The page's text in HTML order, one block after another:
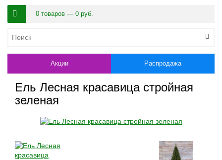
0 товаров — 0 руб.
Акции Распродажа
Ель Лесная красавица стройная
зеленая